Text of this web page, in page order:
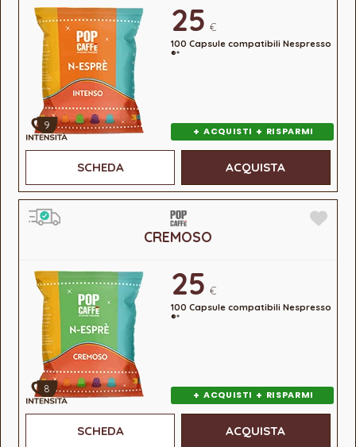
9
25 €
100 Capsule compatibili Nespresso
®*
+ ACQUISTI + RISPARMI
SCHEDA ACQUISTA
CREMOSO
8
25 €
100 Capsule compatibili Nespresso
®*
+ ACQUISTI + RISPARMI
SCHEDA ACQUISTA